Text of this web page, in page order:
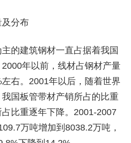
分布
建筑钢材一直占据着我国
年以前，线材占钢材产量
右。2001年以后，随着世界
国板管带材产销所占的比重
比重逐年下降。2001-2007
万吨增加到8038.2万吨，